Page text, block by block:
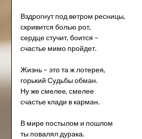
Вздрогнут под ветром ресницы,
скривится болью рот,
сердце стучит, боится –
счастье мимо пройдет.
Жизнь – это та ж лотерея,
горький Судьбы обман.
Ну же смелее, смелее
счастье клади в карман.
В мире постылом и пошлом
ты повалял дурака.